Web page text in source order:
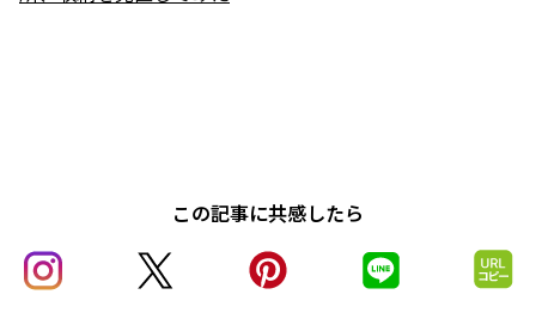
この記事に共感したら